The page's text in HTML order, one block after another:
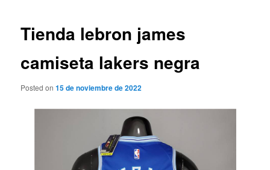
Tienda lebron james
camiseta lakers negra
Posted on15 de noviembre de 2022